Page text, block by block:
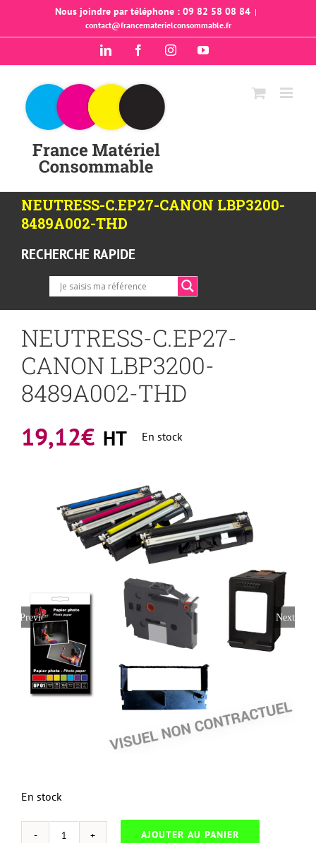
Nous joindre par téléphone : 09 82 58 08 84 |
contact@francematerielconsommable.fr
LinkedIn FacebookInstagramYouTube
NEUTRESS-C.EP27-CANON LBP3200-
8489A002-THD
RECHERCHE RAPIDE
NEUTRESS-C.EP27-
CANON LBP3200-
8489A002-THD
19,12€ HT En stock
Previous Next
En stock
AJOUTER AU PANIER